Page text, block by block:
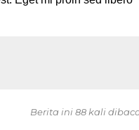
Berita ini 88 kali